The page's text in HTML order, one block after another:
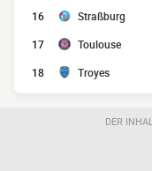
16 Straßburg
17 Toulouse
18 Troyes
DER